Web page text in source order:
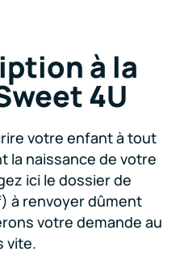
à la
4U
votre enfant à tout
la naissance de votre
ici le dossier de
à renvoyer dûment
votre demande au
vite.